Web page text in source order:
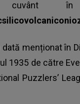
în
menționat în
1935 de către
Puzzlers’